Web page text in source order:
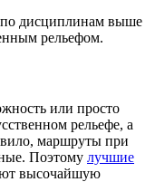
по дисциплинам выше
рельефом.
или просто
рельефе, а
маршруты при
Поэтому лучшие
высочайшую